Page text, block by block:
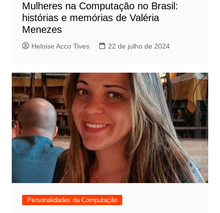
Mulheres na Computação no Brasil:
histórias e memórias de Valéria
Menezes
Heloise Acco Tives 22 de julho de 2024
Personalidades da Computação